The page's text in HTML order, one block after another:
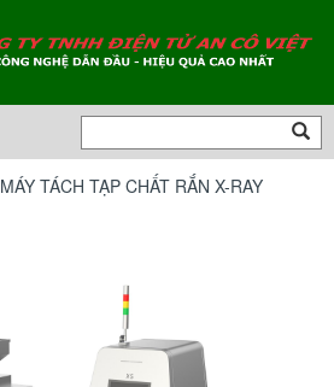
MÁY TÁCH TẠP CHẤT RẮN X-RAY